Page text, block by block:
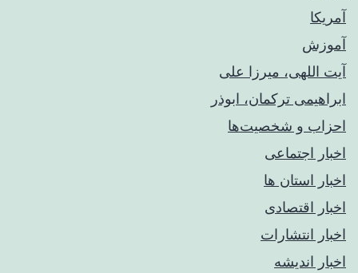
آمریکا
آموزش
آیت اللهی، میرزا علی
ابراهیمی ترکمان، ابوذر
احزاب و شخصیت‌ها
اخبار اجتماعی
اخبار استان ها
اخبار اقتصادی
اخبار انتشارات
اخبار اندیشه